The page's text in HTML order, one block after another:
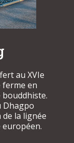
au XVIe
ferme en
Dhagpo
la lignée
européen.